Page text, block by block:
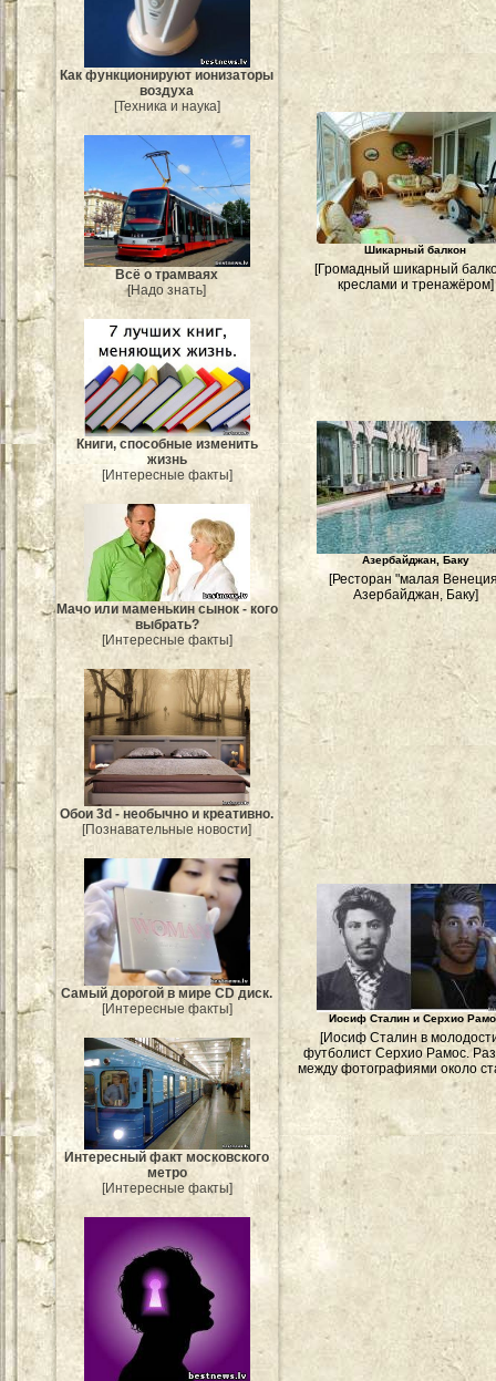
Как функционируют ионизаторы
воздуха
[Техника и наука]
Всё о трамваях
[Надо знать]
Книги, способные изменить
жизнь
[Интересные факты]
Мачо или маменькин сынок - кого
выбрать?
[Интересные факты]
Обои 3d - необычно и креативно.
[Познавательные новости]
Самый дорогой в мире CD диск.
[Интересные факты]
Интересный факт московского
метро
[Интересные факты]
Шикарный балкон
[Громадный шикарный
креслами и тренажёром]
Азербайджан, Баку
[Ресторан "малая
Азербайджан, Баку]
Иосиф Сталин и Серхио
[Иосиф Сталин в
футболист Серхио Рамос.
между фотографиями около